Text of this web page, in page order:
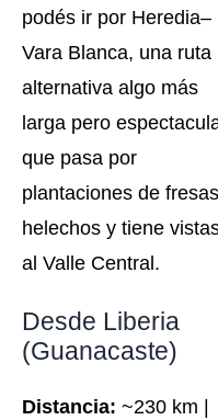
podés ir por Heredia–
Vara Blanca, una ruta
alternativa algo más
larga pero
que pasa por
plantaciones de
helechos y tiene
al Valle Central.
Desde Liberia
(Guanacaste)
Distancia: ~230 km |